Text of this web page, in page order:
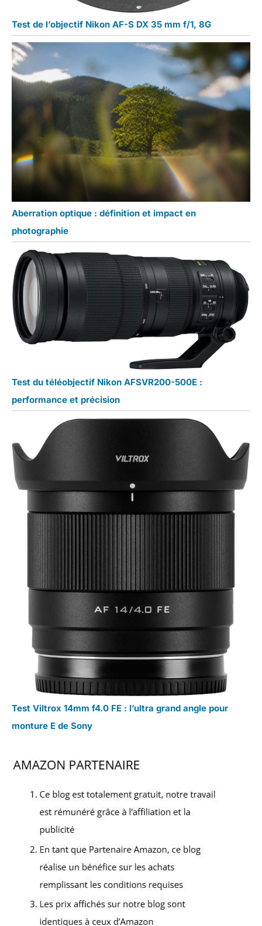
Test de l’objectif Nikon AF-S DX 35 mm f/1, 8G
Aberration optique : définition et impact en
photographie
Test du téléobjectif Nikon AFSVR200-500E :
performance et précision
Test Viltrox 14mm f4.0 FE : l’ultra grand angle pour
monture E de Sony